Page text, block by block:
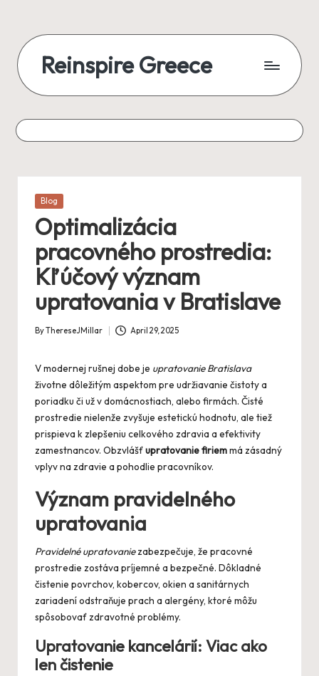
Reinspire Greece
Posted
Blog
Optimalizácia
pracovného prostredia:
Kľúčový význam
upratovania v Bratislave
Posted
ByThereseJMillar April 29, 2025
V modernej rušnej dobe je upratovanie Bratislava
životne dôležitým aspektom pre udržiavanie čistoty a
poriadku či už v domácnostiach, alebo firmách. Čisté
prostredie nielenže zvyšuje estetickú hodnotu, ale tiež
prispieva k zlepšeniu celkového zdravia a efektivity
zamestnancov. Obzvlášťupratovanie firiemmá zásadný
vplyv na zdravie a pohodlie pracovníkov.
Význam pravidelného
upratovania
Pravidelné upratovaniezabezpečuje, že pracovné
prostredie zostáva príjemné a bezpečné. Dôkladné
čistenie povrchov, kobercov, okien a sanitárnych
zariadení odstraňuje prach a alergény, ktoré môžu
spôsobovať zdravotné problémy.
Upratovanie kancelárií: Viac ako
len čistenie